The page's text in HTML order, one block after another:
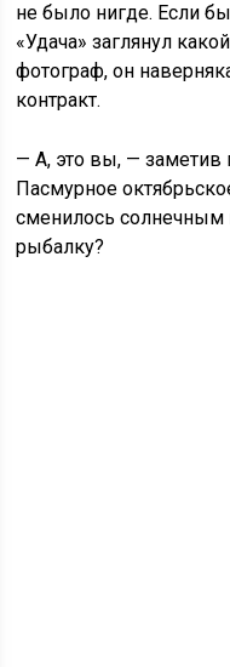
не было нигде. Если
«Удача» заглянул
фотограф, он
контракт.
— А, это вы, — заметив
Пасмурное
сменилось
рыбалку?